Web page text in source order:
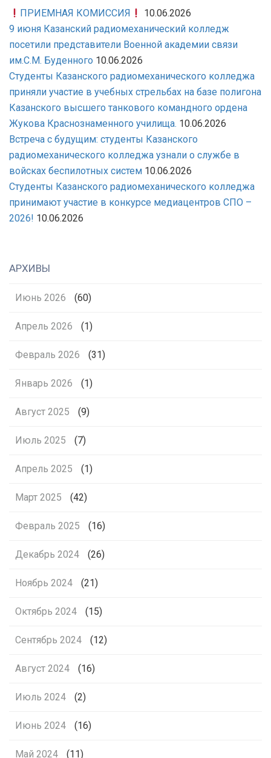
ПРИЕМНАЯ КОМИССИЯ
10.06.2026
9 июня Казанский радиомеханический колледж
посетили представители Военной академии связи
им.С.М. Буденного 10.06.2026
Студенты Казанского радиомеханического колледжа
приняли участие в учебных стрельбах на базе полигона
Казанского высшего танкового командного ордена
Жукова Краснознаменного училища. 10.06.2026
Встреча с будущим: студенты Казанского
радиомеханического колледжа узнали о службе в
войсках беспилотных систем 10.06.2026
Студенты Казанского радиомеханического колледжа
принимают участие в конкурсе медиацентров СПО –
2026! 10.06.2026
АРХИВЫ
Июнь 2026 (60)
Апрель 2026 (1)
Февраль 2026 (31)
Январь 2026 (1)
Август 2025 (9)
Июль 2025 (7)
Апрель 2025 (1)
Март 2025 (42)
Февраль 2025 (16)
Декабрь 2024 (26)
Ноябрь 2024 (21)
Октябрь 2024 (15)
Сентябрь 2024 (12)
Август 2024 (16)
Июль 2024 (2)
Июнь 2024 (16)
Май 2024 (11)